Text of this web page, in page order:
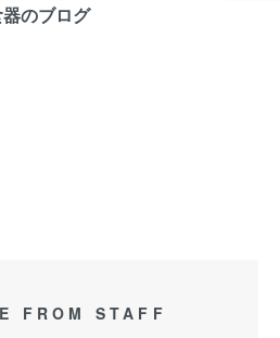
のブログ
FROM STAFF